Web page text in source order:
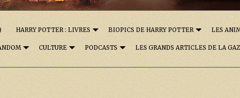
HARRY POTTER : LIVRES BIOPICS DE HARRY POTTER LES
CULTURE PODCASTS LES GRANDS ARTICLES DE LA